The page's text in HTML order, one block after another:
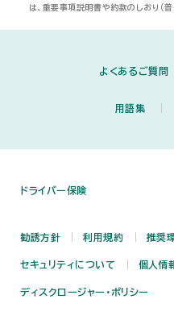
は、重要事項説明書や約款のしおり（
よくあるご質問
用語集
ドライバー保険
勧誘方針 利用規約 推奨
セキュリティについて 個人情
ディスクロージャー・ポリシー